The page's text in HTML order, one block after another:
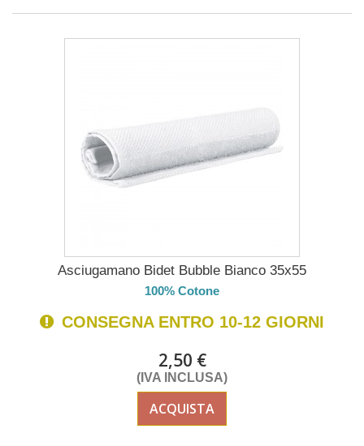
Asciugamano Bidet Bubble Bianco 35x55
100% Cotone
CONSEGNA ENTRO 10-12 GIORNI
2,50 €
(IVA INCLUSA)
ACQUISTA